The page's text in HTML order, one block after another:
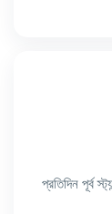
প্রতিদিন পূর্ব